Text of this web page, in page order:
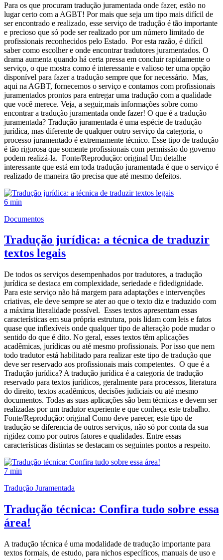
Para os que procuram tradução juramentada onde fazer, estão no
lugar certo com a AGBT! Por mais que seja um tipo mais difícil de
ser encontrado e realizado, esse serviço de tradução é tão importante
e precioso que só pode ser realizado por um número limitado de
profissionais reconhecidos pelo Estado. Por esta razão, é difícil
saber como escolher e onde encontrar tradutores juramentados. O
drama aumenta quando há certa pressa em concluir rapidamente o
serviço, o que mostra como é interessante e valioso ter uma opção
disponível para fazer a tradução sempre que for necessário. Mas,
aqui na AGBT, fornecemos o serviço e contamos com profissionais
juramentados prontos para entregar uma tradução com a qualidade
que você merece. Veja, a seguir,mais informações sobre como
encontrar a tradução juramentada onde fazer! O que é a tradução
juramentada? Tradução juramentada é uma espécie de tradução
jurídica, mas diferente de qualquer outro serviço da categoria, o
processo juramentado é extremamente técnico. Esse tipo de tradução
é tão rigorosa que somente profissionais com permissão do governo
podem realizá-la. Fonte/Reprodução: original Um detalhe
interessante que está em toda tradução juramentada é que o serviço é
realizado de maneira tão precisa que até mesmo defeitos.
6 min
Documentos
Tradução jurídica: a técnica de traduzir
textos legais
De todos os serviços desempenhados por tradutores, a tradução
jurídica se destaca em complexidade, seriedade e fidedignidade.
Para este serviço não há margem para adaptações e intervenções
criativas, ele deve sempre se ater ao que o texto diz e traduzido com
a máxima literalidade possível. Esses textos apresentam essas
características em sua própria estrutura, pois lidam com leis e fatos
quase que inflexíveis onde qualquer tipo de alteração pode mudar o
sentido do que é dito. No geral, esses textos têm aplicações
acadêmicas, jurídicas ou até mesmo profissionais. Por isso que nem
todo tradutor está habilitado para realizar este tipo de tradução que
deve ser reservado aos profissionais mais competentes. O que é a
Tradução jurídica? A tradução jurídica é a categoria de tradução
reservado para textos jurídicos, geralmente para processos, literatura
do direito, textos acadêmicos, decisões judiciais ou até mesmo
documentos. Todas as suas aplicações são bem técnicas e devem ser
realizadas por um tradutor experiente e que conheça este trabalho.
Fonte/Reprodução: original Como deve parecer, este tipo de
tradução se diferencia de outros serviços, não só por conta da sua
rigidez como por outros fatores e qualidades. Entre essas
características distintas se destacam os seguintes pontos a respeito.
7 min
Tradução Juramentada
Tradução técnica: Confira tudo sobre essa
área!
A tradução técnica é uma modalidade de tradução importante para
textos formais, de estudo, para nichos específicos, manuais de uso e